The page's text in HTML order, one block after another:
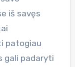
iš savęs
patogiau
gali padaryti